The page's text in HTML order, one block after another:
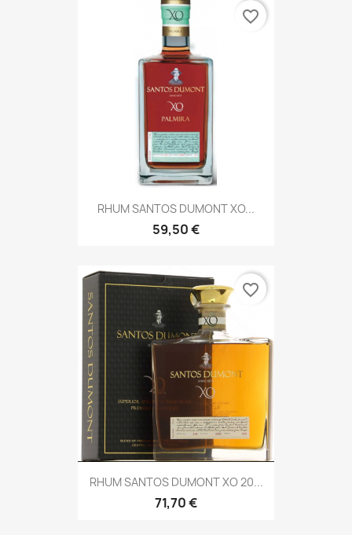
RHUM SANTOS DUMONT XO...
59,50 €
favorite_border
RHUM SANTOS DUMONT XO 20...
71,70 €
favorite_border